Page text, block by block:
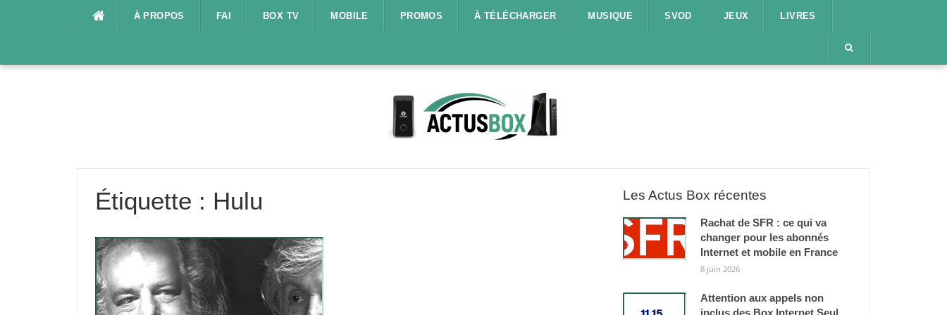
À PROPOS FAI BOX TV MOBILE PROMOS À TÉLÉCHARGER MUSIQUE SVOD JEUX LIVRES
Étiquette : Hulu Les Actus Box récentes
Rachat de SFR : ce qui va
changer pour les abonnés
Internet et mobile en France
8 juin 2026
Attention aux appels non
inclus des Box Internet Seul